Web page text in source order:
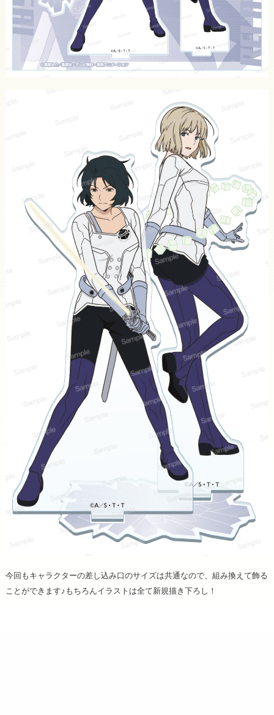
今回もキャラクターの差し込み口のサイズは共通なので、組み換えて飾る
ことができます♪もちろんイラストは全て新規描き下ろし！